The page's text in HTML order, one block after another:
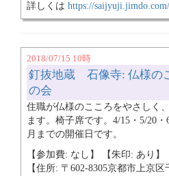
詳しくは https://saijyuji.jimdo.com/
2018/07/15 10時
釘抜地蔵 石像寺: 仏様の
の会
住職が仏様のこころをやさしく
ます。椅子席です。4/15・5/20・
月までの開催日です。
【参加費: なし】 【朱印: あり】
【住所: 〒602-8305京都市上京